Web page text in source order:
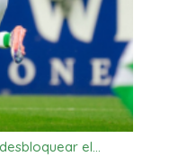
el…